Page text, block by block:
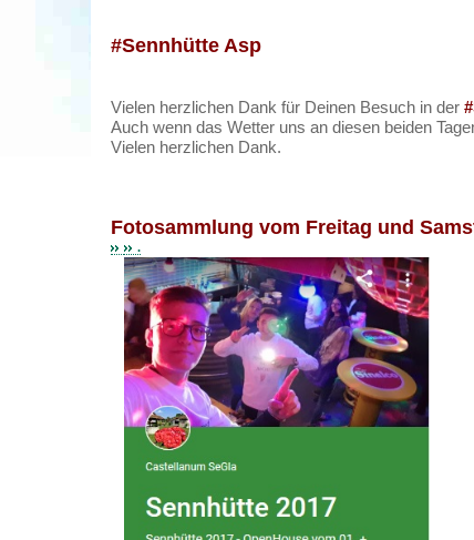
#Sennhütte Asp
Vielen herzlichen Dank für Deinen Besuch in der
Auch wenn das Wetter uns an diesen beiden
Vielen herzlichen Dank.
Fotosammlung vom Freitag und
.